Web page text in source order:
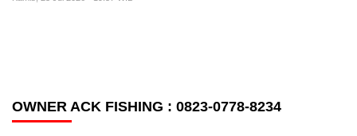
OWNER ACK FISHING : 0823-0778-8234